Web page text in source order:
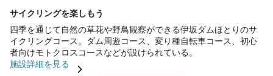
サイクリングを楽しもう
四季を通じて自然の草花や野鳥観察ができる伊坂ダムほとりのサ
イクリングコース。ダム周遊コース、変り種自転車コース、初心
者向けモトクロスコースなどが設けられている。
施設詳細を見る